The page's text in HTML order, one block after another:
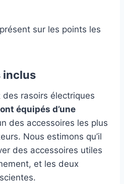
sur les points les
inclus
rasoirs électriques
équipés d’une
des accessoires les plus
Nous estimons qu’il
des accessoires utiles
et les deux